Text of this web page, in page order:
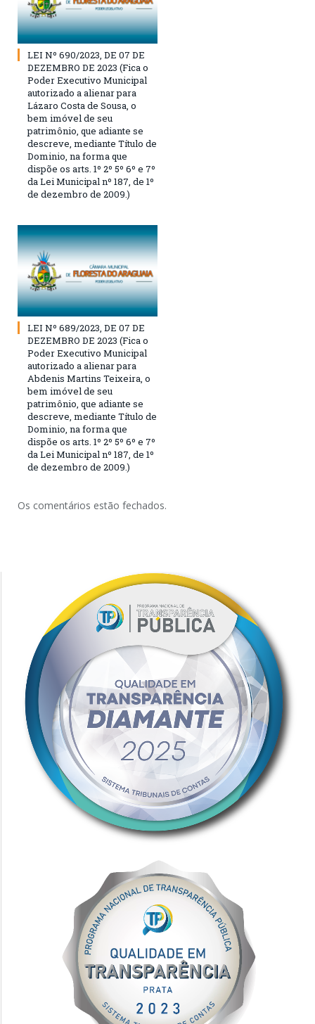
LEI Nº 690/2023, DE 07 DE
DEZEMBRO DE 2023 (Fica o
Poder Executivo Municipal
autorizado a alienar para
Lázaro Costa de Sousa, o
bem imóvel de seu
patrimônio, que adiante se
descreve, mediante Título de
Dominio, na forma que
dispõe os arts. 1º 2º 5º 6º e 7º
da Lei Municipal nº 187, de 1º
de dezembro de 2009.)
LEI Nº 689/2023, DE 07 DE
DEZEMBRO DE 2023 (Fica o
Poder Executivo Municipal
autorizado a alienar para
Abdenis Martins Teixeira, o
bem imóvel de seu
patrimônio, que adiante se
descreve, mediante Título de
Dominio, na forma que
dispõe os arts. 1º 2º 5º 6º e 7º
da Lei Municipal nº 187, de 1º
de dezembro de 2009.)
Os comentários estão fechados.